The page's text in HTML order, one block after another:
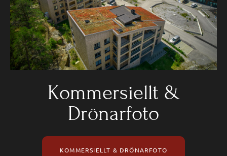
Kommersiellt &
Drönarfoto
KOMMERSIELLT & DRÖNARFOTO